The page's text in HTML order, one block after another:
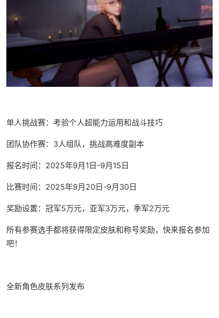
单人挑战赛：考验个人超能力运用和战斗技巧
团队协作赛：3人组队，挑战高难度副本
报名时间：2025年9月1日-9月15日
比赛时间：2025年9月20日-9月30日
奖励设置：冠军5万元，亚军3万元，季军2万元
所有参赛选手都将获得限定皮肤和称号奖励，快来报名参加
吧！
全新角色皮肤系列发布